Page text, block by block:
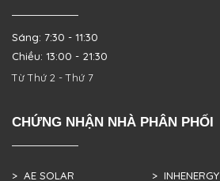
Sáng: 7:30 - 11:30
Chiều: 13:00 - 21:30
Từ Thứ 2 - Thứ 7
CHỨNG NHẬN NHÀ PHÂN PHỐI
> AE SOLAR
> INHENERGY